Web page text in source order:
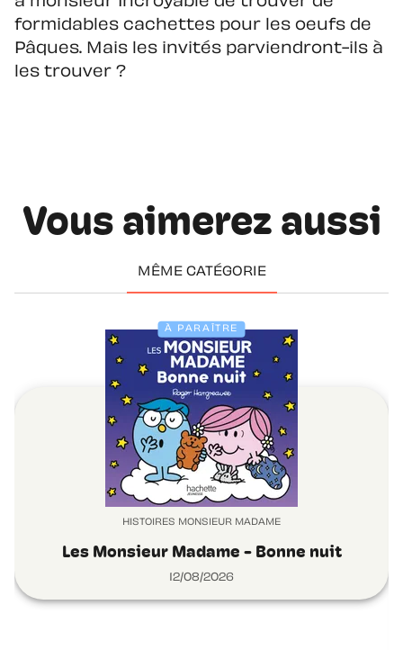
formidables cachettes pour les oeufs de
Pâques. Mais les invités parviendront-ils à
les trouver ?
Vous aimerez aussi
MÊME CATÉGORIE
À PARAÎTRE
HISTOIRES MONSIEUR MADAME
Les Monsieur Madame - Bonne nuit
12/08/2026